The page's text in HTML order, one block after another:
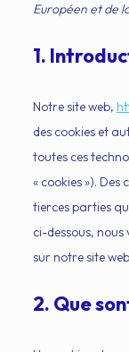
Européen et de
1.
Notre site web,
des cookies et
toutes ces
« cookies »).
tierces parties
ci-dessous, nous
sur notre site
2. Que